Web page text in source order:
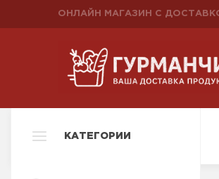
ОНЛАЙН МАГАЗИН С
КАТЕГОРИИ